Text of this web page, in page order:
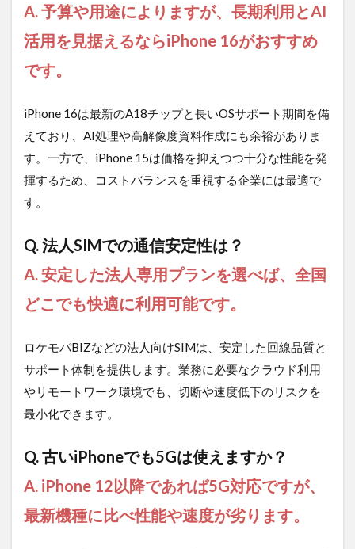
A. 予算や用途によりますが、長期利用とAI
活用を見据えるならiPhone 16がおすすめ
です。
iPhone 16は最新のA18チップと長いOSサポート期間を備
えており、AI処理や高解像度資料作成にも余裕がありま
す。一方で、iPhone 15は価格を抑えつつ十分な性能を発
揮するため、コストバランスを重視する企業には最適で
す。
Q. 法人SIMでの通信安定性は？
A. 安定した法人専用プランを選べば、全国
どこでも快適に利用可能です。
ロケモバBIZなどの法人向けSIMは、安定した回線品質と
サポート体制を提供します。業務に必要なクラウド利用
やリモートワーク環境でも、切断や速度低下のリスクを
最小化できます。
Q. 古いiPhoneでも5Gは使えますか？
A. iPhone 12以降であれば5G対応ですが、
最新機種に比べ性能や速度が劣ります。